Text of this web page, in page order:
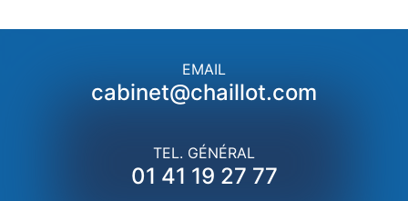
EMAIL
cabinet@chaillot.com
TEL. GÉNÉRAL
01 41 19 27 77